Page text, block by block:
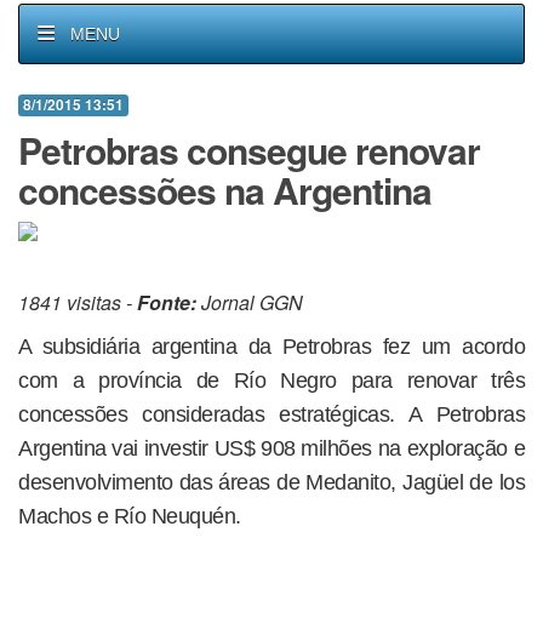
MENU
8/1/2015 13:51
Petrobras consegue renovar
concessões na Argentina
1841 visitas -Fonte:Jornal GGN
A subsidiária argentina da Petrobras fez um acordo
com a província de Río Negro para renovar três
concessões consideradas estratégicas. A Petrobras
Argentina vai investir US$ 908 milhões na exploração e
desenvolvimento das áreas de Medanito, Jagüel de los
Machos e Río Neuquén.